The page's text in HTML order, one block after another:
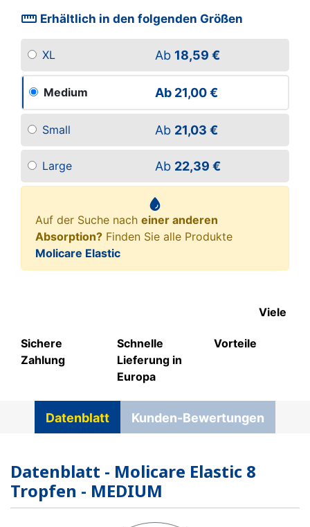
straighten Erhältlich in den folgenden Größen
XL Ab 18,59 €
Medium Ab 21,00 €
Small Ab 21,03 €
Large Ab 22,39 €
Auf der Suche nach einer anderen
Absorption? Finden Sie alle Produkte
Molicare Elastic
Sichere
Zahlung
Schnelle
Lieferung in
Europa
Viele
Vorteile
Datenblatt Kunden-Bewertungen
Datenblatt - Molicare Elastic 8
Tropfen - MEDIUM